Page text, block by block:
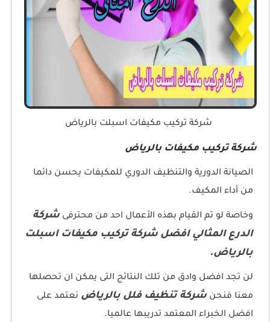
شركة تركيب مكيفات اسبلت بالرياض
شركة تركيب مكيفات بالرياض
الصيانة الدورية والتنظيف الدوري للمكيفات يحسن دائما
من أداء المكيف.
وخاصة لو تم القيام بهذه الأعمال احد من محترفىشركة
الدرع المثالي افضل شركة تركيب مكيفات اسبلت
بالرياض.
لن تجد افضل وادق من تلك النتائج التى يمكن ان تحصلها
معنا فنحنشركة تنظيف فلل بالرياض نعتمد على
افضل الخبراء المعتمد تدريبها عالميا.